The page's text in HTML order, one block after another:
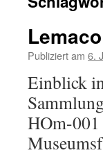
Publiziert am 6.
Einblick
HOm-